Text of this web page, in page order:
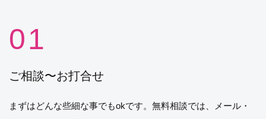
ご相談〜お打合せ
まずはどんな些細な事でもokです。無料相談では、メール・